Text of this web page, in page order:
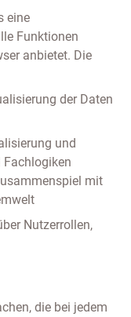
eine
Funktionen
anbietet. Die
der Daten
und
mit
Nutzerrollen,
die bei jedem